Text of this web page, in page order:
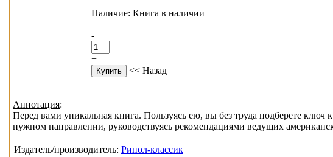
Наличие: Книга в наличии
-
+
<< Назад
Аннотация:
Перед вами уникальная книга. Пользуясь ею, вы без труда подберете
нужном направлении, руководствуясь рекомендациями ведущих
Издатель/производитель: Рипол-классик